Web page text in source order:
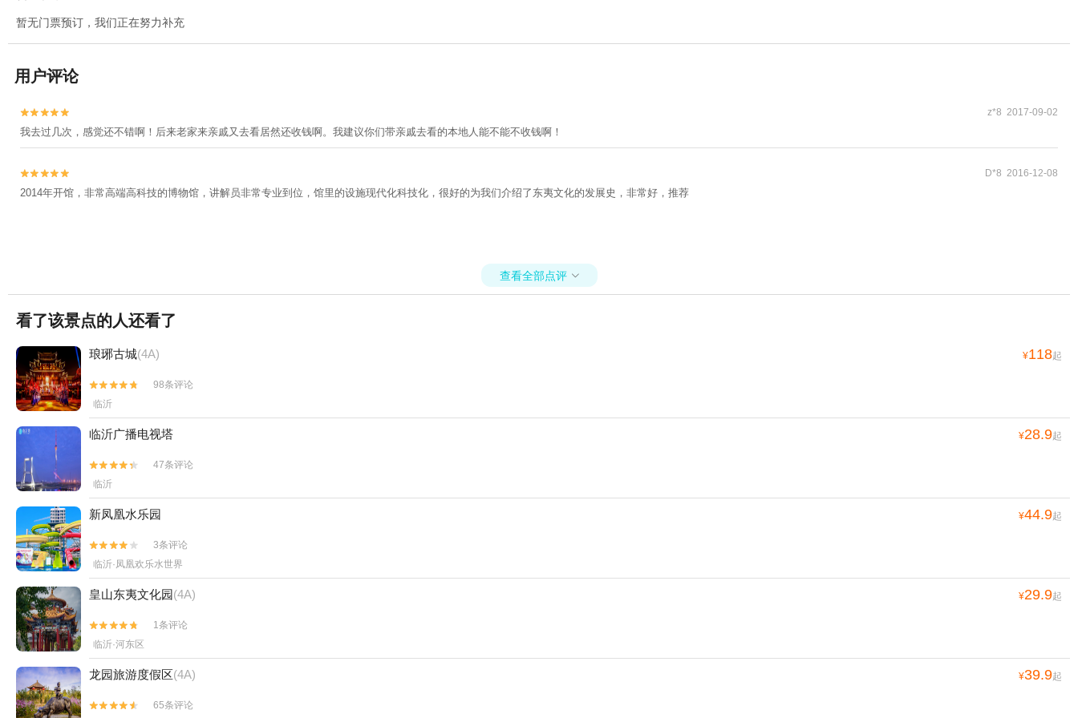
暂无门票预订，我们正在努力补充
用户评论

 z*8 2017-09-02
我去过几次，感觉还不错啊！后来老家来亲戚又去看居然还收钱啊。我建议你们带亲戚去看的本地人能不能不收钱啊！

 D*8 2016-12-08
2014年开馆，非常高端高科技的博物馆，讲解员非常专业到位，馆里的设施现代化科技化，很好的为我们介绍了东夷文化的发展史，非常好，推荐
查看全部点评 
看了该景点的人还看了
琅琊古城(4A) ¥118起


98条评论
临沂
临沂广播电视塔 ¥28.9起


47条评论
临沂
新凤凰水乐园 ¥44.9起


3条评论
临沂·凤凰欢乐水世界
皇山东夷文化园(4A) ¥29.9起


1条评论
临沂·河东区
龙园旅游度假区(4A) ¥39.9起

 65条评论